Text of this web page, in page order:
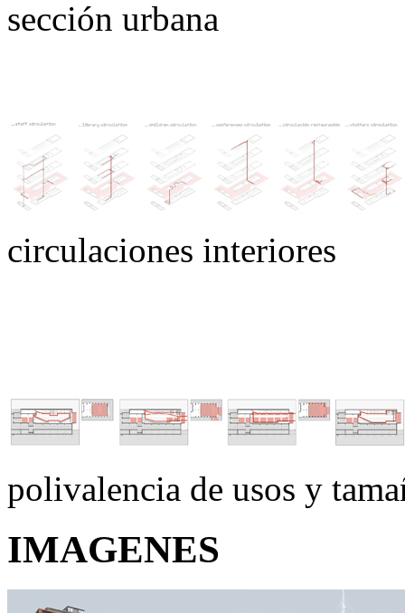
sección urbana
circulaciones interiores
polivalencia de usos y
IMAGENES